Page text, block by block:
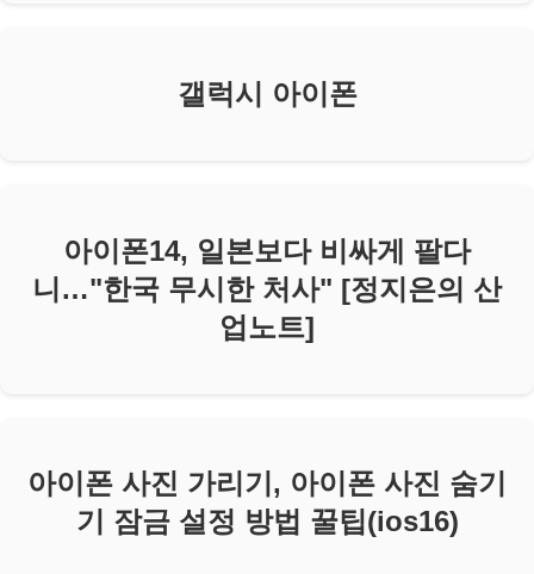
갤럭시 아이폰
아이폰14, 일본보다 비싸게 팔다
니…"한국 무시한 처사" [정지은의 산
업노트]
아이폰 사진 가리기, 아이폰 사진 숨기
기 잠금 설정 방법 꿀팁(ios16)